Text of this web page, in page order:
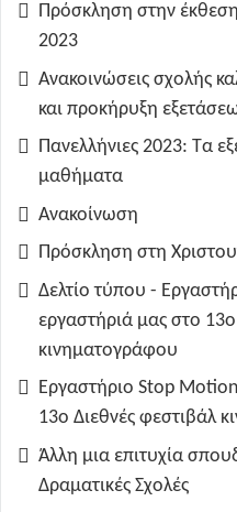
Πρόσκληση στην
2023
Ανακοινώσεις σχολής
και προκήρυξη
Πανελλήνιες 2023: Τα
μαθήματα
Ανακοίνωση
Πρόσκληση στη
Δελτίο τύπου -
εργαστήριά μας στο
κινηματογράφου
Εργαστήριο Stop
13ο Διεθνές φεστιβάλ
Άλλη μια επιτυχία
Δραματικές Σχολές